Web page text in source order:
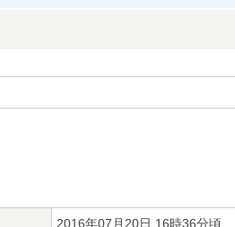
2016年07月20日 16時36分頃